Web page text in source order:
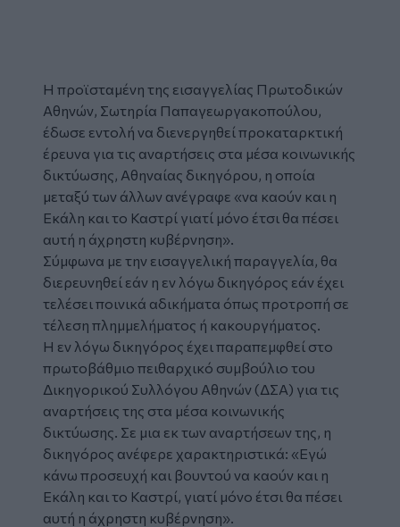
Η προϊσταμένη της εισαγγελίας Πρωτοδικών
Αθηνών, Σωτηρία Παπαγεωργακοπούλου,
έδωσε εντολή να διενεργηθεί προκαταρκτική
έρευνα για τις αναρτήσεις στα μέσα κοινωνικής
δικτύωσης, Αθηναίας δικηγόρου, η οποία
μεταξύ των άλλων ανέγραφε «να καούν και η
Εκάλη και το Καστρί γιατί μόνο έτσι θα πέσει
αυτή η άχρηστη κυβέρνηση».
Σύμφωνα με την εισαγγελική παραγγελία, θα
διερευνηθεί εάν η εν λόγω δικηγόρος εάν έχει
τελέσει ποινικά αδικήματα όπως προτροπή σε
τέλεση πλημμελήματος ή κακουργήματος.
Η εν λόγω δικηγόρος έχει παραπεμφθεί στο
πρωτοβάθμιο πειθαρχικό συμβούλιο του
Δικηγορικού Συλλόγου Αθηνών (ΔΣΑ) για τις
αναρτήσεις της στα μέσα κοινωνικής
δικτύωσης. Σε μια εκ των αναρτήσεων της, η
δικηγόρος ανέφερε χαρακτηριστικά: «Εγώ
κάνω προσευχή και βουντού να καούν και η
Εκάλη και το Καστρί, γιατί μόνο έτσι θα πέσει
αυτή η άχρηστη κυβέρνηση».